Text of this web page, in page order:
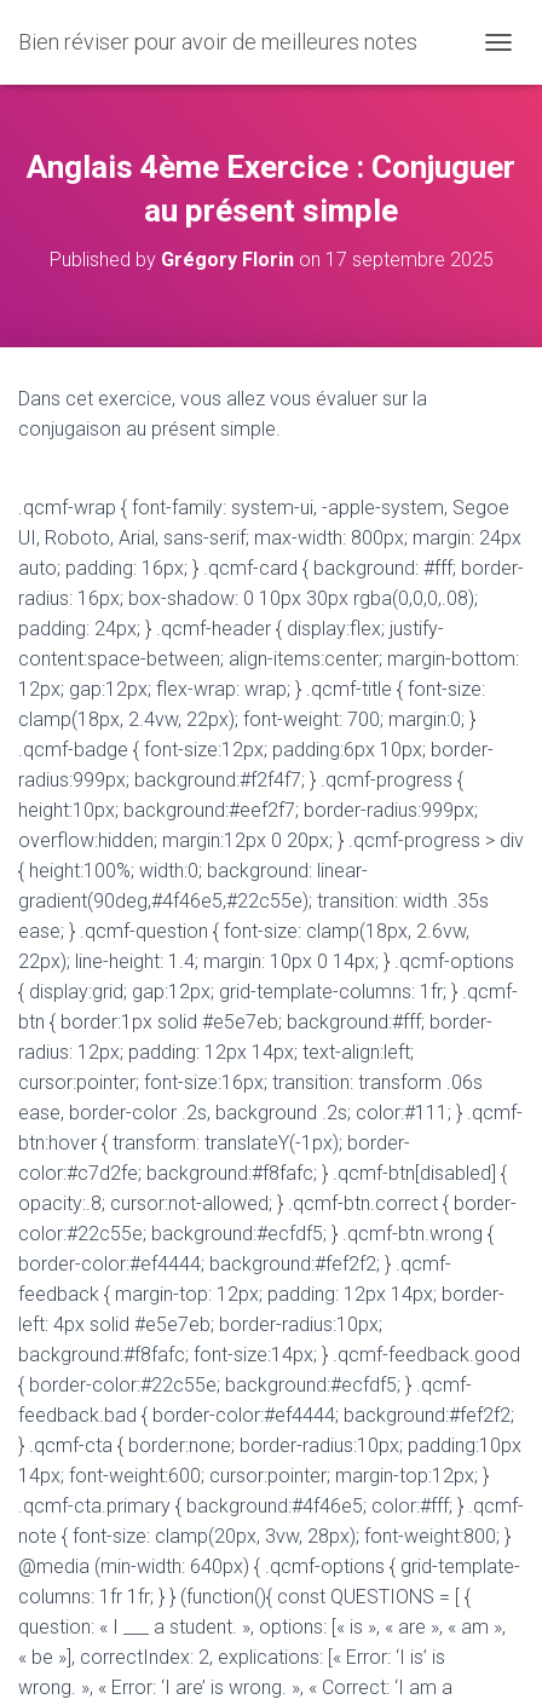
Bien réviser pour avoir de meilleures notes
U
R
T
I
Anglais 4ème Exercice : Conjuguer
au présent simple
Published by Grégory Florinon 17 septembre 2025
Dans cet exercice, vous allez vous évaluer sur la
conjugaison au présent simple.
.qcmf-wrap { font-family: system-ui, -apple-system, Segoe
UI, Roboto, Arial, sans-serif; max-width: 800px; margin: 24px
auto; padding: 16px; } .qcmf-card { background: #fff; border-
radius: 16px; box-shadow: 0 10px 30px rgba(0,0,0,.08);
padding: 24px; } .qcmf-header { display:flex; justify-
content:space-between; align-items:center; margin-bottom:
12px; gap:12px; flex-wrap: wrap; } .qcmf-title { font-size:
clamp(18px, 2.4vw, 22px); font-weight: 700; margin:0; }
.qcmf-badge { font-size:12px; padding:6px 10px; border-
radius:999px; background:#f2f4f7; } .qcmf-progress {
height:10px; background:#eef2f7; border-radius:999px;
overflow:hidden; margin:12px 0 20px; } .qcmf-progress > div
{ height:100%; width:0; background: linear-
gradient(90deg,#4f46e5,#22c55e); transition: width .35s
ease; } .qcmf-question { font-size: clamp(18px, 2.6vw,
22px); line-height: 1.4; margin: 10px 0 14px; } .qcmf-options
{ display:grid; gap:12px; grid-template-columns: 1fr; } .qcmf-
btn { border:1px solid #e5e7eb; background:#fff; border-
radius: 12px; padding: 12px 14px; text-align:left;
cursor:pointer; font-size:16px; transition: transform .06s
ease, border-color .2s, background .2s; color:#111; } .qcmf-
btn:hover { transform: translateY(-1px); border-
color:#c7d2fe; background:#f8fafc; } .qcmf-btn[disabled] {
opacity:.8; cursor:not-allowed; } .qcmf-btn.correct { border-
color:#22c55e; background:#ecfdf5; } .qcmf-btn.wrong {
border-color:#ef4444; background:#fef2f2; } .qcmf-
feedback { margin-top: 12px; padding: 12px 14px; border-
left: 4px solid #e5e7eb; border-radius:10px;
background:#f8fafc; font-size:14px; } .qcmf-feedback.good
{ border-color:#22c55e; background:#ecfdf5; } .qcmf-
feedback.bad { border-color:#ef4444; background:#fef2f2;
} .qcmf-cta { border:none; border-radius:10px; padding:10px
14px; font-weight:600; cursor:pointer; margin-top:12px; }
.qcmf-cta.primary { background:#4f46e5; color:#fff; } .qcmf-
note { font-size: clamp(20px, 3vw, 28px); font-weight:800; }
@media (min-width: 640px) { .qcmf-options { grid-template-
columns: 1fr 1fr; } } (function(){ const QUESTIONS = [ {
question: « I ___ a student. », options: [« is », « are », « am »,
« be »], correctIndex: 2, explications: [« Error: ‘I is’ is
wrong. », « Error: ‘I are’ is wrong. », « Correct: ‘I am a